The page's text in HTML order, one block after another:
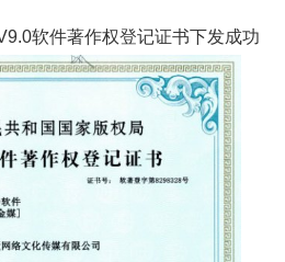
软件著作权登记证书下发成功